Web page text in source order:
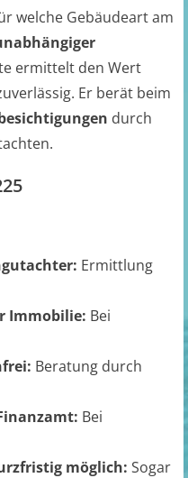
welche Gebäudeart am
ermittelt den Wert
Er berät beim
durch
Ermittlung
Immobilie: Bei
Beratung durch
Bei
möglich: Sogar